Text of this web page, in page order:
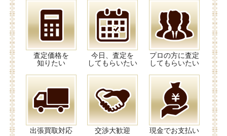
査定価格を
知りたい
今日、査定を
してもらいたい
プロの方に査定
してもらいたい
出張買取対応 交渉大歓迎 現金でお支払い